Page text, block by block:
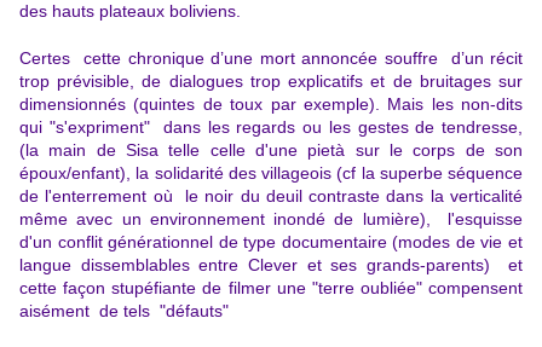
des hauts plateaux boliviens.
Certes cette chronique d’une mort annoncée souffre d’un récit
trop prévisible, de dialogues trop explicatifs et de bruitages sur
dimensionnés (quintes de toux par exemple). Mais les non-dits
qui "s'expriment" dans les regards ou les gestes de tendresse,
(la main de Sisa telle celle d'une pietà sur le corps de son
époux/enfant), la solidarité des villageois (cf la superbe séquence
de l'enterrement où le noir du deuil contraste dans la verticalité
même avec un environnement inondé de lumière), l'esquisse
d'un conflit générationnel de type documentaire (modes de vie et
langue dissemblables entre Clever et ses grands-parents) et
cette façon stupéfiante de filmer une "terre oubliée" compensent
aisément de tels "défauts"